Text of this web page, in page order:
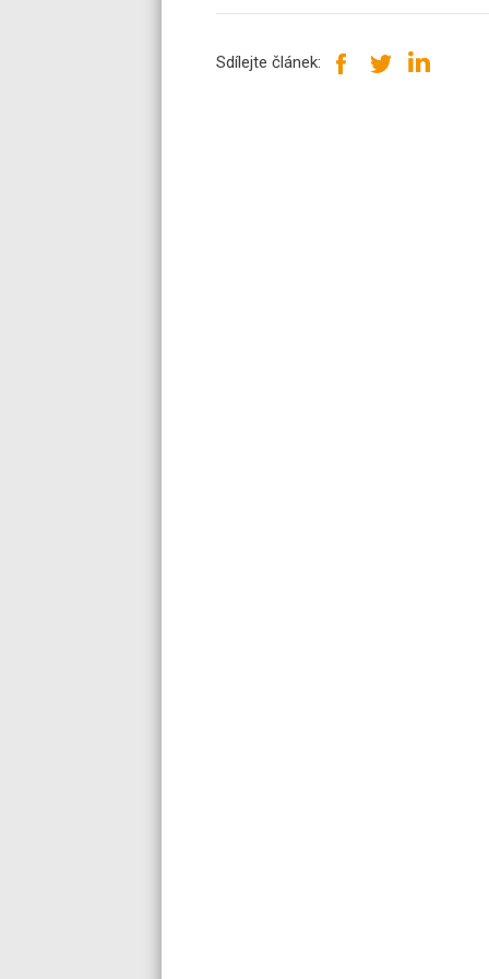
Sdílejte článek: